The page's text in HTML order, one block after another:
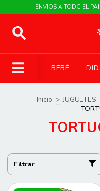
ENVIOS A TODO EL
BEBÉ
Inicio > JUGUETES
Filtrar